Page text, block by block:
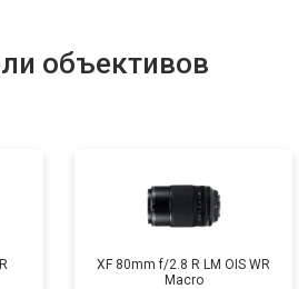
объективов
XF 80mm f/2.8 R LM OIS WR
Macro